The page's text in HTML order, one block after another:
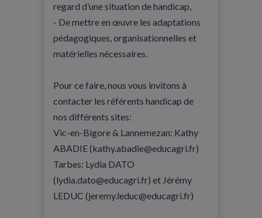
regard d’une situation de handicap,
- De mettre en œuvre les adaptations
pédagogiques, organisationnelles et
matérielles nécessaires.
Pour ce faire, nous vous invitons à
contacter les référents handicap de
nos différents sites:
Vic-en-Bigore & Lannemezan: Kathy
ABADIE (kathy.abadie@educagri.fr)
Tarbes: Lydia DATO
(lydia.dato@educagri.fr) et Jérémy
LEDUC (jeremy.leduc@educagri.fr)